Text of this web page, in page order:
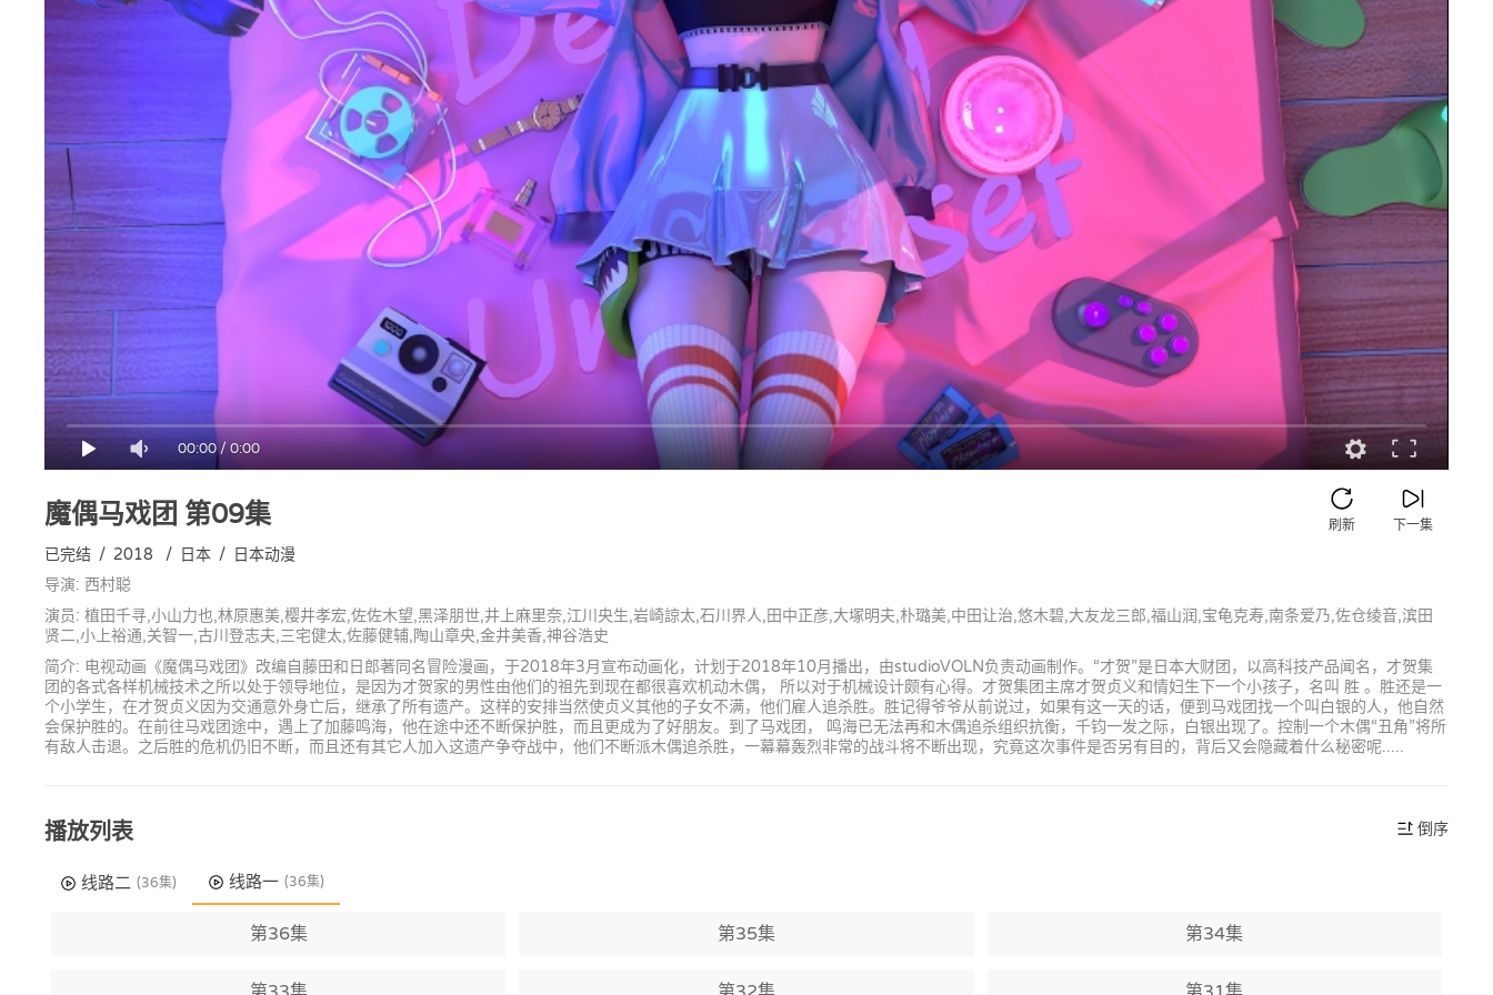
00:00/0:00
魔偶马戏团 第09集 下一集
刷新
已完结 / 2018 / 日本 / 日本动漫
导演: 西村聪
演员: 植田千寻,小山力也,林原惠美,樱井孝宏,佐佐木望,黑泽朋世,井上麻里奈,江川央生,岩崎諒太,石川界人,田中正彦,大塚明夫,朴璐美,中田让治,悠木碧,大友龙三郎,福山润,宝龟克寿,南条爱乃,佐仓绫音,滨田
贤二,小上裕通,关智一,古川登志夫,三宅健太,佐藤健辅,陶山章央,金井美香,神谷浩史
简介: 电视动画《魔偶马戏团》改编自藤田和日郎著同名冒险漫画，于2018年3月宣布动画化，计划于2018年10月播出，由studioVOLN负责动画制作。“才贺”是日本大财团，以高科技产品闻名，才贺集
团的各式各样机械技术之所以处于领导地位，是因为才贺家的男性由他们的祖先到现在都很喜欢机动木偶， 所以对于机械设计颇有心得。才贺集团主席才贺贞义和情妇生下一个小孩子，名叫 胜 。胜还是一
个小学生，在才贺贞义因为交通意外身亡后，继承了所有遗产。这样的安排当然使贞义其他的子女不满，他们雇人追杀胜。胜记得爷爷从前说过，如果有这一天的话，便到马戏团找一个叫白银的人，他自然
会保护胜的。在前往马戏团途中，遇上了加藤鸣海，他在途中还不断保护胜，而且更成为了好朋友。到了马戏团， 鸣海已无法再和木偶追杀组织抗衡，千钧一发之际，白银出现了。控制一个木偶“丑角”将所
有敌人击退。之后胜的危机仍旧不断，而且还有其它人加入这遗产争夺战中，他们不断派木偶追杀胜，一幕幕轰烈非常的战斗将不断出现，究竟这次事件是否另有目的，背后又会隐藏着什么秘密呢.....
播放列表 倒序
线路二 (36集) 线路一 (36集)
第36集 第35集 第34集